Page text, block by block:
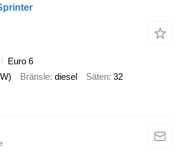
Euro 6
Bränsle diesel Säten 32